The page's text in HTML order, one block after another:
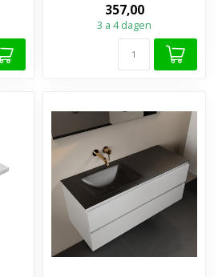
➤ Modern en str...
357,00
3 a 4 dagen